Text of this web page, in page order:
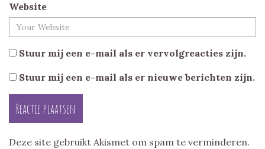
Website
Stuur mij een e-mail als er vervolgreacties zijn.
Stuur mij een e-mail als er nieuwe berichten zijn.
Deze site gebruikt Akismet om spam te verminderen.